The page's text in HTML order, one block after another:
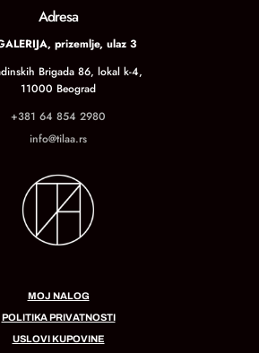
Adresa
prizemlje, ulaz 3
Brigada 86, lokal k-4,
11000 Beograd
+381 64 854 2980
info@tilaa.rs
MOJ NALOG
POLITIKA PRIVATNOSTI
USLOVI KUPOVINE